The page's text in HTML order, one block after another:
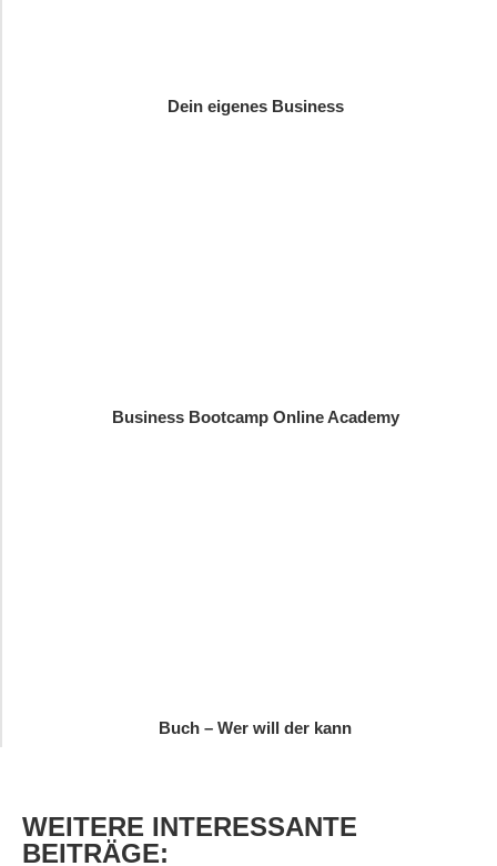
Dein eigenes Business
Business Bootcamp Online Academy
Buch – Wer will der kann
WEITERE INTERESSANTE
BEITRÄGE: